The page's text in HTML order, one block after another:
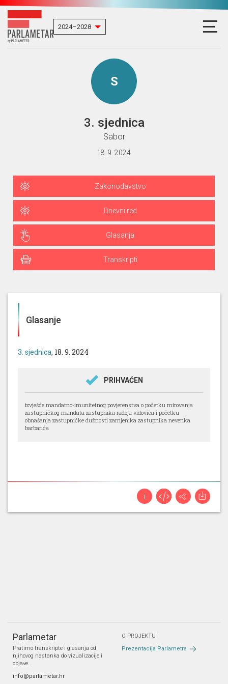
S
3. sjednica
Sabor
18. 9. 2024
Zakonodavstvo
Dnevni red
Glasanja
Transkripti
Glasanje
3. sjednica, 18. 9. 2024
PRIHVAĆEN
izvješće mandatno-imunitetnog povjerenstva o početku mirovanja
zastupničkog mandata zastupnika radoja vidovića i početku
obnašanja zastupničke dužnosti zamjenika zastupnika nevenka
barbarića
Parlametar
Pratimo transkripte i glasanja od
njihovog nastanka do vizualizacije i
objave.
info@parlametar.hr
O PROJEKTU
Prezentacija Parlametra